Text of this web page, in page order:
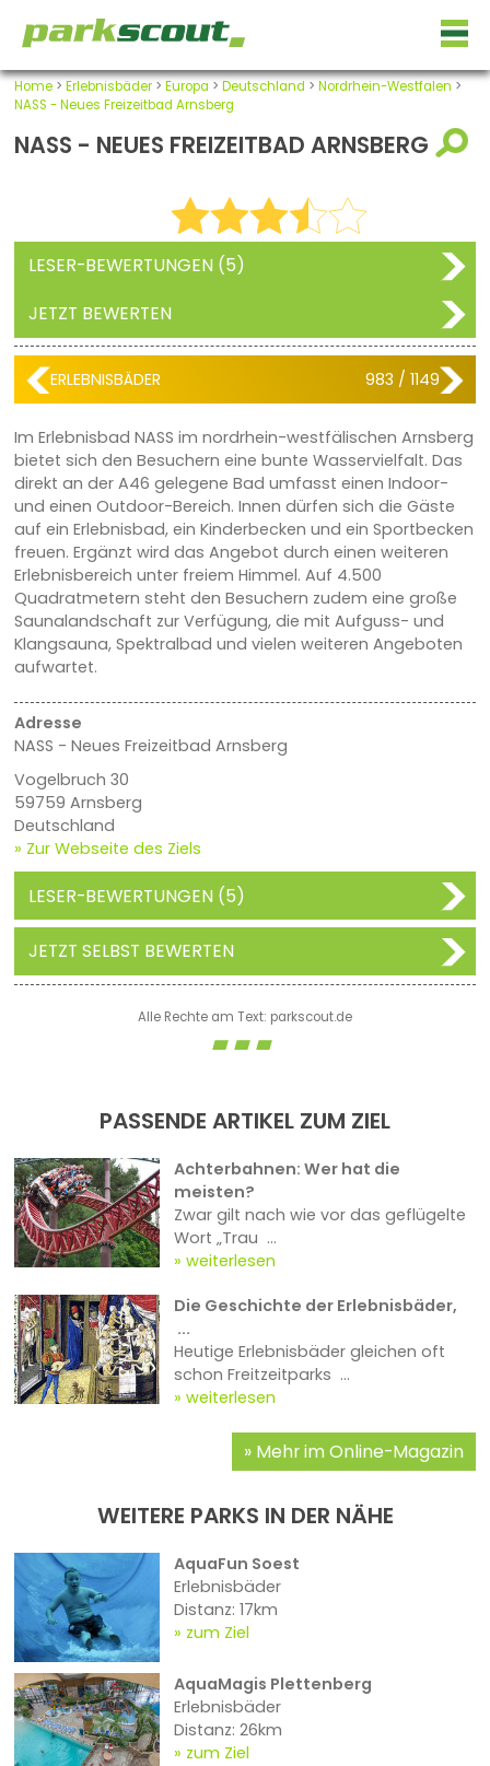
Home> Erlebnisbäder> Europa > Deutschland > Nordrhein-Westfalen >
NASS - Neues Freizeitbad Arnsberg
NASS - NEUES FREIZEITBAD ARNSBERG
LESER-BEWERTUNGEN (5)
JETZT BEWERTEN
ERLEBNISBÄDER 983 / 1149
Im Erlebnisbad NASS im nordrhein-westfälischen Arnsberg
bietet sich den Besuchern eine bunte Wasservielfalt. Das
direkt an der A46 gelegene Bad umfasst einen Indoor-
und einen Outdoor-Bereich. Innen dürfen sich die Gäste
auf ein Erlebnisbad, ein Kinderbecken und ein Sportbecken
freuen. Ergänzt wird das Angebot durch einen weiteren
Erlebnisbereich unter freiem Himmel. Auf 4.500
Quadratmetern steht den Besuchern zudem eine große
Saunalandschaft zur Verfügung, die mit Aufguss- und
Klangsauna, Spektralbad und vielen weiteren Angeboten
aufwartet.
Adresse
NASS - Neues Freizeitbad Arnsberg
Vogelbruch 30
59759 Arnsberg
Deutschland
» Zur Webseite des Ziels
LESER-BEWERTUNGEN (5)
JETZT SELBST BEWERTEN
Alle Rechte am Text: parkscout.de
PASSENDE ARTIKEL ZUM ZIEL
Achterbahnen: Wer hat die
meisten?
Zwar gilt nach wie vor das geflügelte
Wort „Trau ...
weiterlesen
Die Geschichte der Erlebnisbäder,
...
Heutige Erlebnisbäder gleichen oft
schon Freitzeitparks ...
weiterlesen
Mehr im Online-Magazin
WEITERE PARKS IN DER NÄHE
AquaFun Soest
Erlebnisbäder
Distanz: 17km
zum Ziel
AquaMagis Plettenberg
Erlebnisbäder
Distanz: 26km
zum Ziel